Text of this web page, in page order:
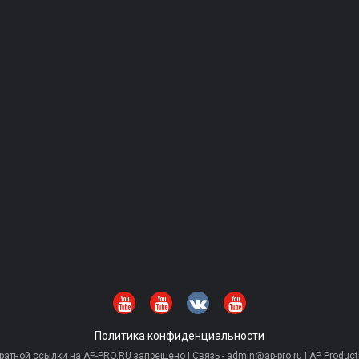
Политика конфиденциальности
ссылки на AP-PRO.RU запрещено | Связь - admin@ap-pro.ru | AP